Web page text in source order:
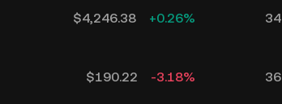
$4,246.38 +0.26% 34
$190.22 -3.18% 36